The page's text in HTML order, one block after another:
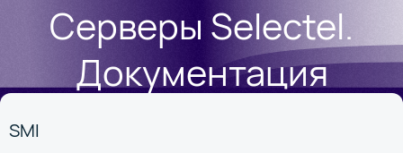
Серверы Selectel.
Документация
SMI